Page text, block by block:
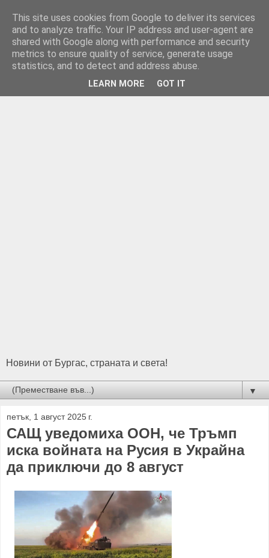
Новини от Бургас, страната и света!
▼
петък, 1 август 2025 г.
САЩ уведомиха ООН, че Тръмп
иска войната на Русия в Украйна
да приключи до 8 август
This site uses cookies from Google to deliver its services
and to analyze traffic. Your IP address and user-agent are
shared with Google along with performance and security
metrics to ensure quality of service, generate usage
statistics, and to detect and address abuse.
LEARN MORE GOT IT